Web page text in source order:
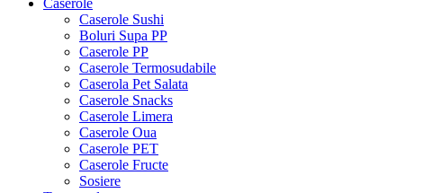
Caserole Sushi
Boluri Supa PP
Caserole PP
Caserole Termosudabile
Caserola Pet Salata
Caserole Snacks
Caserole Limera
Caserole Oua
Caserole PET
Caserole Fructe
Sosiere